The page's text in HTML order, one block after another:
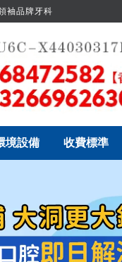
袖品牌牙科
境設備 收費標準